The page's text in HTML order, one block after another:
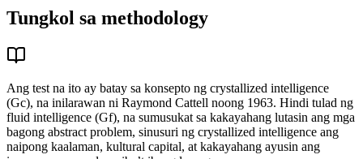
Tungkol sa methodology
Ang test na ito ay batay sa konsepto ng crystallized intelligence
(Gc), na inilarawan ni Raymond Cattell noong 1963. Hindi tulad ng
fluid intelligence (Gf), na sumusukat sa kakayahang lutasin ang mga
bagong abstract problem, sinusuri ng crystallized intelligence ang
naipong kaalaman, kultural capital, at kakayahang ayusin ang